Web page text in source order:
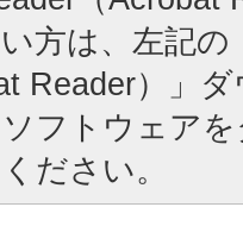
方は、左記の
Reader）」
フトウェア
ださい。